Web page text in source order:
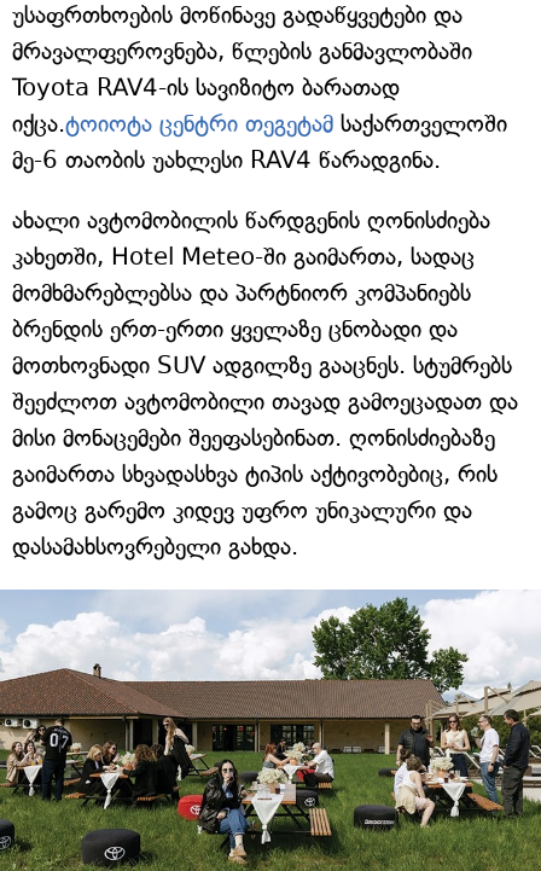
უსაფრთხოების მოწინავე გადაწყვეტები და
მრავალფეროვნება, წლების განმავლობაში
Toyota RAV4-ის სავიზიტო ბარათად
იქცა.ტოიოტა ცენტრი თეგეტამ საქართველოში
მე-6 თაობის უახლესი RAV4 წარადგინა.
ახალი ავტომობილის წარდგენის ღონისძიება
კახეთში, Hotel Meteo-ში გაიმართა, სადაც
მომხმარებლებსა და პარტნიორ კომპანიებს
ბრენდის ერთ-ერთი ყველაზე ცნობადი და
მოთხოვნადი SUV ადგილზე გააცნეს. სტუმრებს
შეეძლოთ ავტომობილი თავად გამოეცადათ და
მისი მონაცემები შეეფასებინათ. ღონისძიებაზე
გაიმართა სხვადასხვა ტიპის აქტივობებიც, რის
გამოც გარემო კიდევ უფრო უნიკალური და
დასამახსოვრებელი გახდა.